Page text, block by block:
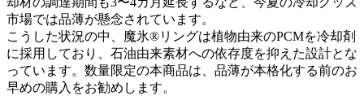
市場では品薄が懸念されています。
こうした状況の中、魔氷®️リングは植物由来のPCMを冷却剤
に採用しており、石油由来素材への依存度を抑えた設計とな
っています。数量限定の本商品は、品薄が本格化する前のお
早めの購入をお勧めします。